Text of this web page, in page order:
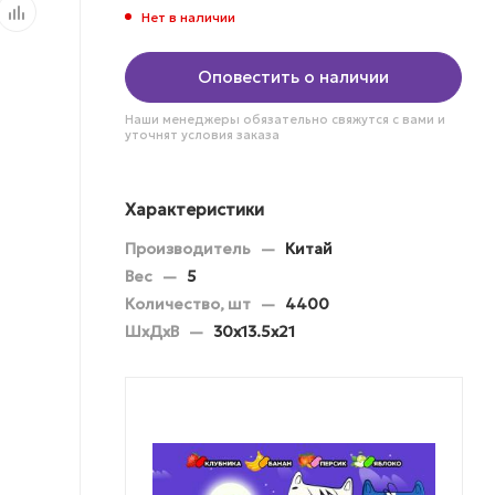
Нет в наличии
Оповестить о наличии
Наши менеджеры обязательно свяжутся с вами и
уточнят условия заказа
Характеристики
Производитель — Китай
Вес — 5
Количество, шт — 4400
ШхДхВ — 30х13.5х21